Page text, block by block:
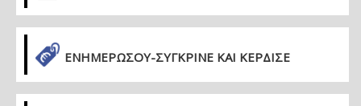
ΕΝΗΜΕΡΏΣΟΥ-ΣΎΓΚΡΙΝΕ ΚΑΙ ΚΈΡΔΙΣΕ